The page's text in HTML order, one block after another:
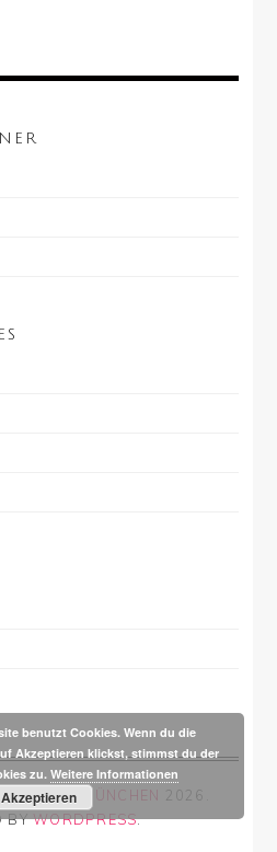
BABY MÜNCHEN 2026
BYWORDPRESS.
benutzt Cookies. Wenn du die
Akzeptieren klickst, stimmst du der
zu. Weitere Informationen
Akzeptieren